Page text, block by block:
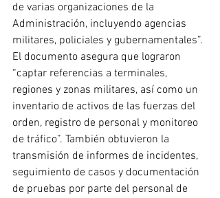
de varias organizaciones de la
Administración, incluyendo agencias
militares, policiales y gubernamentales”.
El documento asegura que lograron
“captar referencias a terminales,
regiones y zonas militares, así como un
inventario de activos de las fuerzas del
orden, registro de personal y monitoreo
de tráfico”. También obtuvieron la
transmisión de informes de incidentes,
seguimiento de casos y documentación
de pruebas por parte del personal de